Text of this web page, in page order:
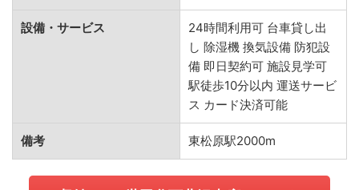
設備・サービス
24時間利用可 台車貸し出
し 除湿機 換気設備 防犯設
備 即日契約可 施設見学可
駅徒歩10分以内 運送サービ
ス カード決済可能
備考 東松原駅2000m